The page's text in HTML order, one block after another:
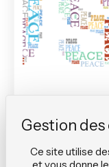
Ce site utilise